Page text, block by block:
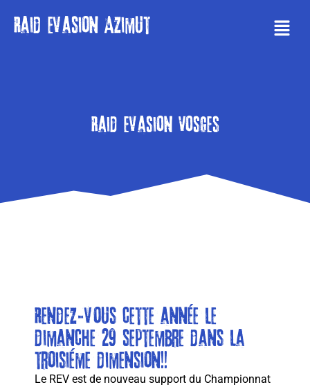
Raid evasion Azimut
Raid Evasion Vosges
Rendez-vous cette année le
dimanche 29 septembre dans la
troisième dimension!!
Le REV est de nouveau support du Championnat